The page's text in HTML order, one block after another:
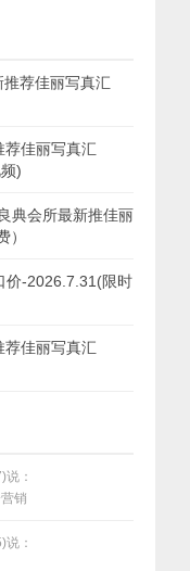
荐佳丽写真汇
荐佳丽写真汇
)
典会所最新推佳丽
价-2026.7.31(限时
荐佳丽写真汇
：
销
：